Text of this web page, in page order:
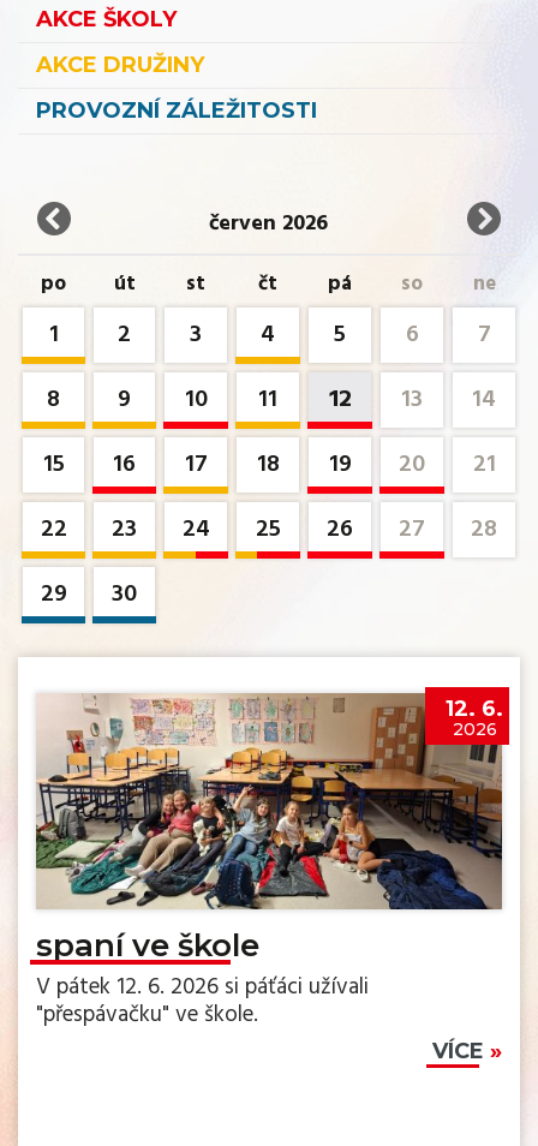
AKCE ŠKOLY
AKCE DRUŽINY
PROVOZNÍ ZÁLEŽITOSTI
červen 2026
po út st čt pá so ne
1 2 3 4 5 6
7
8
9 10 11 12 13
14
15
16 17 18 19 20
21
22
23 24 25 26 27
28
29
30
12. 6.
2026
spaní ve škole
V pátek 12. 6. 2026 si páťáci užívali
"přespávačku" ve škole.
VÍCE